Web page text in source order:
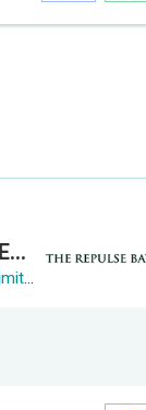
THE REPULSE BAY RECRUITMENT DAY 淺水灣影灣園人才招聘會
The Repulse Bay Company, Limited